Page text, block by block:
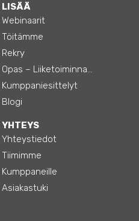
LISÄÄ
Webinaarit
Töitämme
Rekry
Opas – Liiketoiminnan tehostamiseen
Kumppaniesittelyt
Blogi
YHTEYS
Yhteystiedot
Tiimimme
Kumppaneille
Asiakastuki